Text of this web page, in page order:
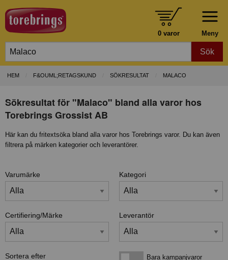
Meny
0 varor
Sök
HEM F&OUML;RETAGSKUND SÖKRESULTAT MALACO
Sökresultat för "Malaco" bland alla varor hos
Torebrings Grossist AB
Här kan du fritextsöka bland alla varor hos Torebrings varor. Du kan även
filtrera på märken kategorier och leverantörer.
Varumärke Kategori
Certifiering/Märke Leverantör
Sortera efter Bara kampanjvarorBara kampanjvaror